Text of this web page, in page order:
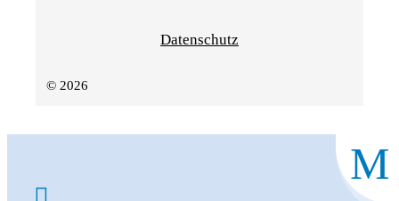
Datenschutz
© 2026
M